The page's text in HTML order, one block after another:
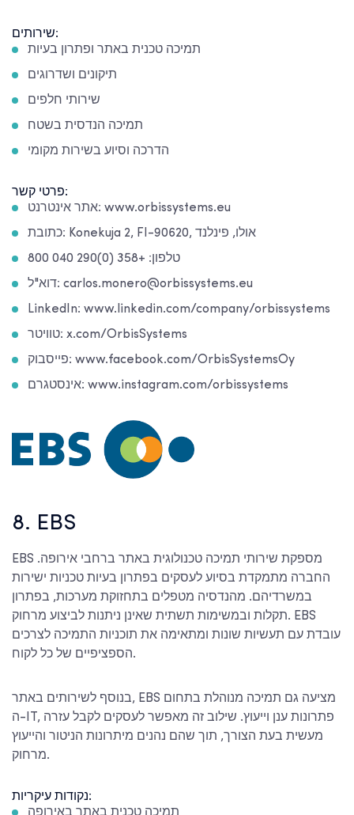
שירותים:
תמיכה טכנית באתר ופתרון בעיות
תיקונים ושדרוגים
שירותי חלפים
תמיכה הנדסית בשטח
הדרכה וסיוע בשירות מקומי
פרטי קשר:
אתר אינטרנט: www.orbissystems.eu
כתובת: Konekuja 2, FI-90620, אולו, פינלנד
טלפון: +358 (0)290 040 800
דוא"ל: carlos.monero@orbissystems.eu
LinkedIn: www.linkedin.com/company/orbissystems
טוויטר: x.com/OrbisSystems
פייסבוק: www.facebook.com/OrbisSystemsOy
אינסטגרם: www.instagram.com/orbissystems
8. EBS
EBS מספקת שירותי תמיכה טכנולוגית באתר ברחבי אירופה.
החברה מתמקדת בסיוע לעסקים בפתרון בעיות טכניות ישירות
במשרדיהם. מהנדסיה מטפלים בתחזוקת מערכות, בפתרון
תקלות ובמשימות תשתית שאינן ניתנות לביצוע מרחוק. EBS
עובדת עם תעשיות שונות ומתאימה את תוכניות התמיכה לצרכים
הספציפיים של כל לקוח.
בנוסף לשירותים באתר, EBS מציעה גם תמיכה מנוהלת בתחום
ה-IT, פתרונות ענן וייעוץ. שילוב זה מאפשר לעסקים לקבל עזרה
מעשית בעת הצורך, תוך שהם נהנים מיתרונות הניטור והייעוץ
מרחוק.
נקודות עיקריות: